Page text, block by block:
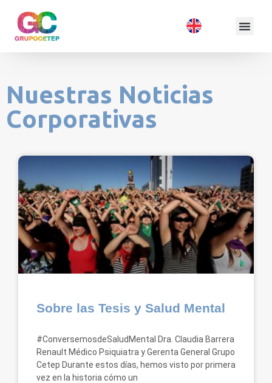
Nuestras Noticias
Corporativas
Sobre las Tesis y Salud Mental
#ConversemosdeSaludMental Dra. Claudia Barrera
Renault Médico Psiquiatra y Gerenta General Grupo
Cetep Durante estos días, hemos visto por primera
vez en la historia cómo un